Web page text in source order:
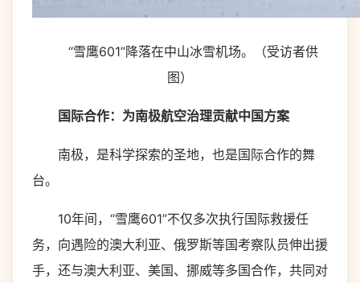
“雪鹰601”降落在中山冰雪机场。（受访者供
图）
国际合作：为南极航空治理贡献中国方案
南极，是科学探索的圣地，也是国际合作的舞
台。
10年间，“雪鹰601”不仅多次执行国际救援任
务，向遇险的澳大利亚、俄罗斯等国考察队员伸出援
手，还与澳大利亚、美国、挪威等多国合作，共同对